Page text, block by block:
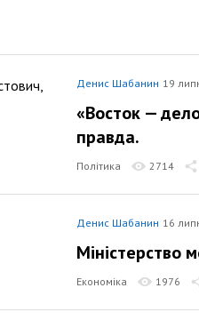
Денис Шабанин 19
«Восток —
правда.
Політика 2714
Денис Шабанин 16
Міністерство
Економіка 1976